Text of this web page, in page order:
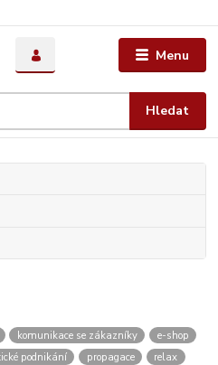
Menu
Hledat
komunikace se zákazníky
e-shop
podnikání propagace
relax